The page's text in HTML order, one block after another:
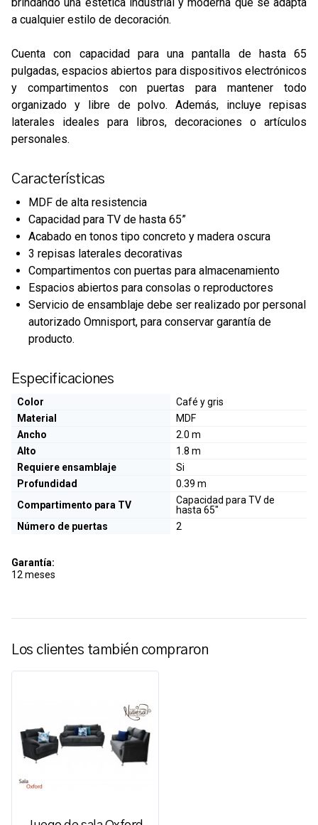
a cualquier estilo de decoración.
Cuenta con capacidad para una pantalla de hasta 65
pulgadas, espacios abiertos para dispositivos electrónicos
y compartimentos con puertas para mantener todo
organizado y libre de polvo. Además, incluye repisas
laterales ideales para libros, decoraciones o artículos
personales.
Características
MDF de alta resistencia
Capacidad para TV de hasta 65”
Acabado en tonos tipo concreto y madera oscura
3 repisas laterales decorativas
Compartimentos con puertas para almacenamiento
Espacios abiertos para consolas o reproductores
Servicio de ensamblaje debe ser realizado por personal
autorizado Omnisport, para conservar garantía de
producto.
Especificaciones
Color
Café y gris
Material
MDF
Ancho
2.0 m
Alto
1.8 m
Requiere ensamblaje
Si
Profundidad
0.39 m
Compartimento para TV
Capacidad para TV de
hasta 65"
Número de puertas
2
Garantía:
12 meses
Los clientes también compraron